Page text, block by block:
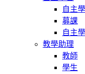
自主
募課
自主
教學助理
教師
學生